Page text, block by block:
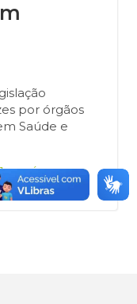
por órgãos
Saúde e